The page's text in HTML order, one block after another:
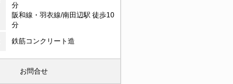
分
阪和線・羽衣線/南田辺駅 徒歩10
分
鉄筋コンクリート造
お問合せ